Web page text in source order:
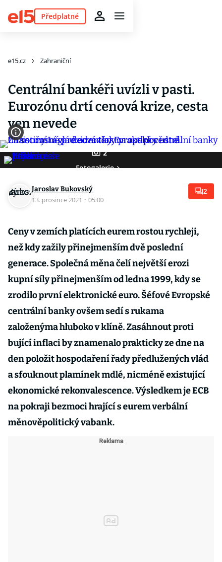
Předplatné
e15.cz Zahraniční
Centrální bankéři uvízli v pasti.
Eurozónu drtí cenová krize, cesta
ven nevede
2
Fotogalerie
Jaroslav Bukovský
13. prosince 2021 · 05:00
2
Ceny v zemích platících eurem rostou rychleji,
než kdy zažily přinejmenším dvě poslední
generace. Společná měna čelí největší erozi
kupní síly přinejmenším od ledna 1999, kdy se
zrodilo první elektronické euro. Šéfové Evropské
centrální banky ovšem sedí s rukama
založenýma hluboko v klíně. Zasáhnout proti
bující inflaci by znamenalo prakticky ze dne na
den položit hospodaření řady předlužených vlád
a sfouknout plamínek mdlé, nicméně existující
ekonomické rekonvalescence. Výsledkem je ECB
na pokraji bezmoci hrající s eurem verbální
měnověpolitický vabank.